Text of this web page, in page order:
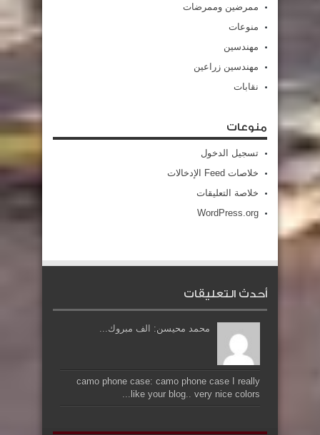
ممرضين وممرضات
منوعات
مهندسين
مهندسين زراعين
نقابات
منوعات
تسجيل الدخول
خلاصات Feed الإدخالات
خلاصة التعليقات
WordPress.org
أحدث التعليقات
محمد محيسن: الف مبروك...
camo phone case: camo phone case I really
like your blog.. very nice colors...